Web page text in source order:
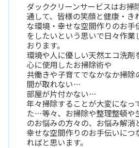
ダッククリーンサービスはお掃
通して、皆様の笑顔と健康・き
な環境・幸せな空間作りのお手
をしたいという思いで日々作業
おります。
環境や人に優しい天然エコ洗剤
心に使用したお掃除術や
共働きや子育てでなかなか掃除
間が取れない…
部屋が片付かない…
年々掃除することが大変になっ
た…等々、お掃除や整理整頓や
のお悩みの方々の、お悩み解消
幸せな空間作りのお手伝いにつ
ればと思います。